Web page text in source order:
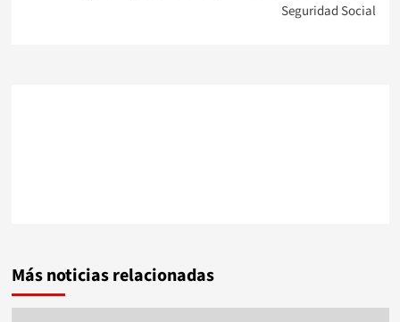
Seguridad Social
Más noticias relacionadas